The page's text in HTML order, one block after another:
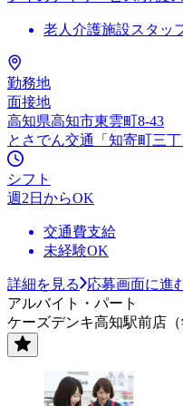
老人介護施設スタッ
勤務地
面接地
高知県高知市東雲町8-43
とさでん交通「知寄町三
シフト
週2日からOK
交通費支給
未経験OK
詳細を見る
応募画面に進
アルバイト・パート
ケーズデンキ高知駅前店